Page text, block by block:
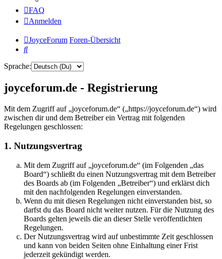
FAQ
Anmelden
JoyceForum Foren-Übersicht
Suche
Sprache:
joyceforum.de - Registrierung
Mit dem Zugriff auf „joyceforum.de“ („https://joyceforum.de“) wird
zwischen dir und dem Betreiber ein Vertrag mit folgenden
Regelungen geschlossen:
1. Nutzungsvertrag
Mit dem Zugriff auf „joyceforum.de“ (im Folgenden „das
Board“) schließt du einen Nutzungsvertrag mit dem Betreiber
des Boards ab (im Folgenden „Betreiber“) und erklärst dich
mit den nachfolgenden Regelungen einverstanden.
Wenn du mit diesen Regelungen nicht einverstanden bist, so
darfst du das Board nicht weiter nutzen. Für die Nutzung des
Boards gelten jeweils die an dieser Stelle veröffentlichten
Regelungen.
Der Nutzungsvertrag wird auf unbestimmte Zeit geschlossen
und kann von beiden Seiten ohne Einhaltung einer Frist
jederzeit gekündigt werden.